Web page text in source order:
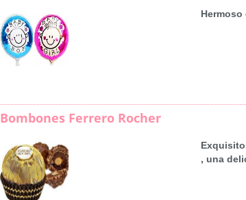
Bombones Ferrero Rocher
, una